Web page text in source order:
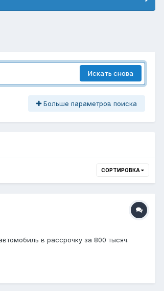
Искать снова
Больше параметров поиска
СОРТИРОВКА
в рассрочку за 800 тысяч.